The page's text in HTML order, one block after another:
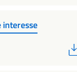
interesse